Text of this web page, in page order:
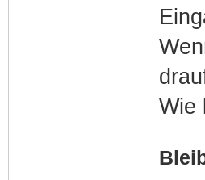
Wie